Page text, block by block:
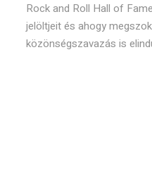
Rock and Roll Hall of
jelöltjeit és ahogy
közönségszavazás is